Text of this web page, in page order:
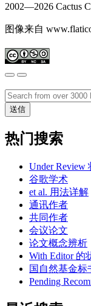
2002—2026 Cactus
图像来自
热门搜索
Under Review
谷歌学术
et al. 用法详解
通讯作者
共同作者
会议论文
论文概念辨析
With Editor 的
国自然基金标
Pending